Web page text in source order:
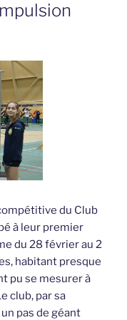
du Club
à leur premier
du 28 février au 2
habitant presque
pu se mesurer à
club, par sa
pas de géant